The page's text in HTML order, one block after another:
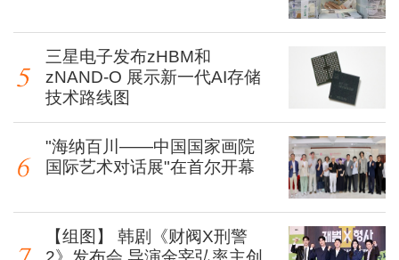
三星电子发布zHBM和
zNAND-O 展示新一代AI存储
技术路线图
"海纳百川——中国国家画院
国际艺术对话展"在首尔开幕
【组图】 韩剧《财阀X刑警